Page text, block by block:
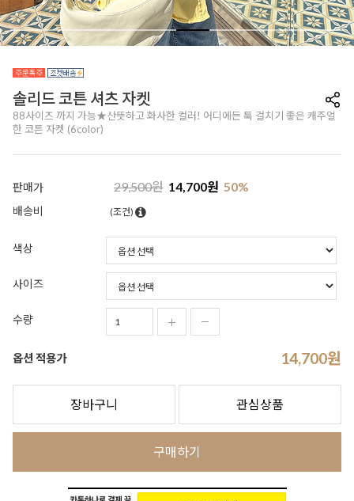
솔리드 코튼 셔츠 자켓
88사이즈 까지 가능★산뜻하고 화사한 컬러! 어디에든 툭 걸치기 좋은 캐주얼
한 코튼 자켓 (6color)
판매가 29,500원 14,700원 50%
배송비 (조건)
색상
사이즈
수량
옵션 적용가 14,700원
장바구니 관심상품
구매하기